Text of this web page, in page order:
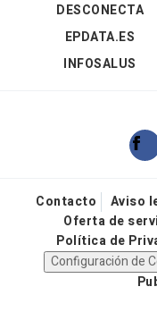
DESCONECTA
EPDATA.ES
INFOSALUS
Contacto Aviso
Oferta de
Política de
Configuración de